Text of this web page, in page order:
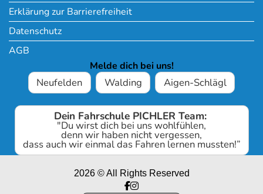
Erklärung zur Barrierefreiheit
Datenschutz
AGB
Melde dich bei uns!
Neufelden Walding Aigen-Schlägl
Dein Fahrschule PICHLER Team:
"Du wirst dich bei uns wohlfühlen,
denn wir haben nicht vergessen,
dass auch wir einmal das Fahren lernen mussten!”
2026 © All Rights Reserved